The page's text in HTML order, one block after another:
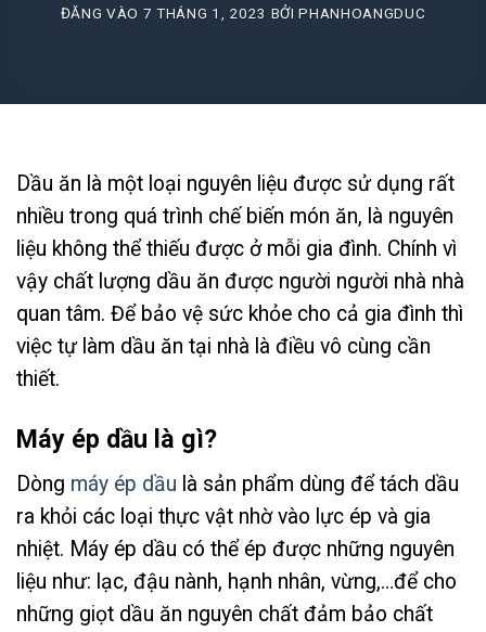
ĐĂNG VÀO 7 THÁNG 1, 2023 BỞIPHANHOANGDUC
Dầu ăn là một loại nguyên liệu được sử dụng rất
nhiều trong quá trình chế biến món ăn, là nguyên
liệu không thể thiếu được ở mỗi gia đình. Chính vì
vậy chất lượng dầu ăn được người người nhà nhà
quan tâm. Để bảo vệ sức khỏe cho cả gia đình thì
việc tự làm dầu ăn tại nhà là điều vô cùng cần
thiết.
Máy ép dầu là gì?
Dòng máy ép dầu là sản phẩm dùng để tách dầu
ra khỏi các loại thực vật nhờ vào lực ép và gia
nhiệt. Máy ép dầu có thể ép được những nguyên
liệu như: lạc, đậu nành, hạnh nhân, vừng,…để cho
những giọt dầu ăn nguyên chất đảm bảo chất